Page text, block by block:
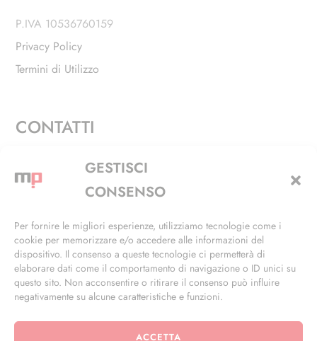
GESTISCI
CONSENSO
Per fornire le migliori esperienze, utilizziamo tecnologie come i
cookie per memorizzare e/o accedere alle informazioni del
dispositivo. Il consenso a queste tecnologie ci permetterà di
elaborare dati come il comportamento di navigazione o ID unici su
questo sito. Non acconsentire o ritirare il consenso può influire
negativamente su alcune caratteristiche e funzioni.
ACCETTA
P.IVA 10536760159
Privacy Policy
Termini di Utilizzo
CONTATTI
Via Alfieri, 27 - Trezzano Sul Naviglio (MI)
+39 02 4846 3155
info@masterphil.it